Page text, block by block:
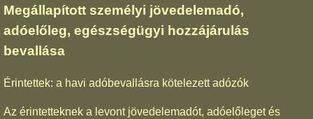
Megállapított személyi jövedelemadó,
adóelőleg, egészségügyi hozzájárulás
bevallása
Érintettek: a havi adóbevallásra kötelezett adózók
Az érintetteknek a levont jövedelemadót, adóelőleget és